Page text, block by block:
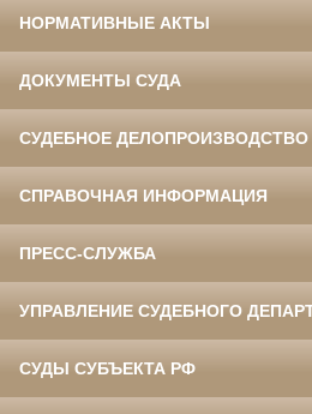
НОРМАТИВНЫЕ АКТЫ
ДОКУМЕНТЫ СУДА
СУДЕБНОЕ ДЕЛОПРОИЗВОДСТВО
СПРАВОЧНАЯ ИНФОРМАЦИЯ
ПРЕСС-СЛУЖБА
УПРАВЛЕНИЕ СУДЕБНОГО
СУДЫ СУБЪЕКТА РФ